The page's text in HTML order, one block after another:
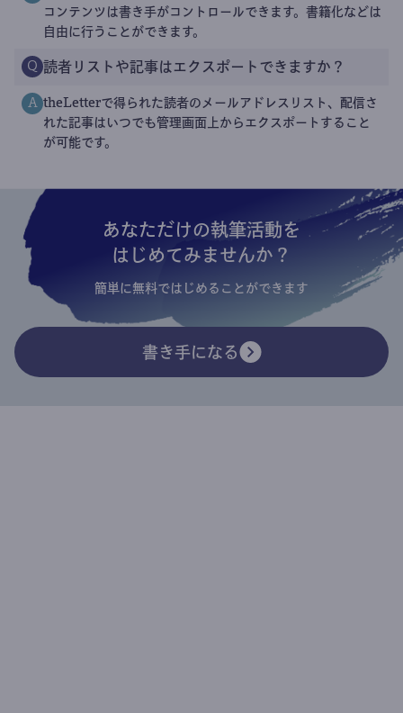
コンテンツは書き手がコントロールできます。書籍化などは
自由に行うことができます。
Q 読者リストや記事はエクスポートできますか？
A theLetterで得られた読者のメールアドレスリスト、配信さ
れた記事はいつでも管理画面上からエクスポートすること
が可能です。
あなただけの執筆活動を
はじめてみませんか？
簡単に無料ではじめることができます
書き手になる